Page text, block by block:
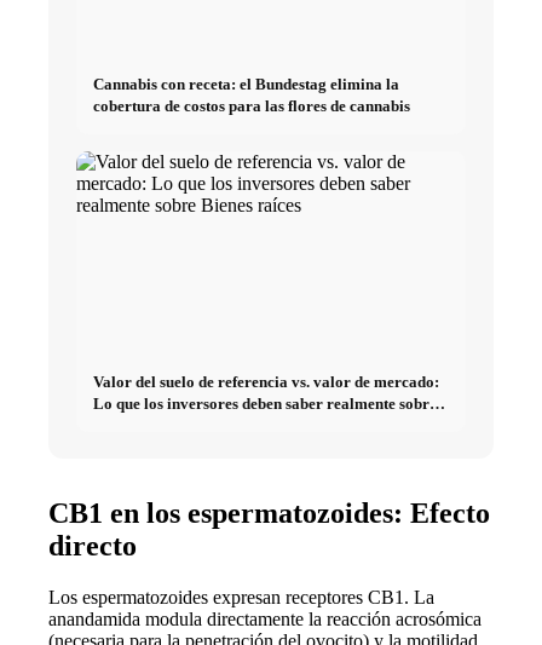
Cannabis con receta: el Bundestag elimina la
cobertura de costos para las flores de cannabis
Valor del suelo de referencia vs. valor de mercado:
Lo que los inversores deben saber realmente sobre
CB1 en los espermatozoides: Efecto
directo
Los espermatozoides expresan receptores CB1. La
anandamida modula directamente la reacción acrosómica
(necesaria para la penetración del ovocito) y la motilidad